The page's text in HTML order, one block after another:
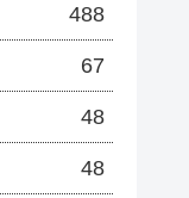
488
67
48
48